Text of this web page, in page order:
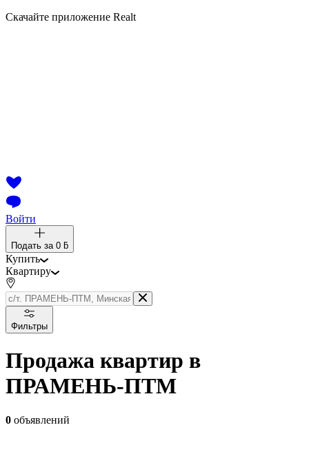
Скачайте приложение Realt
Войти
Подать за 0 ƃ
Купить
Квартиру
Фильтры
Продажа квартир в
ПРАМЕНЬ-ПТМ
0 объявлений